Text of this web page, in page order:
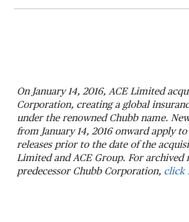
On January 14, 2016, ACE Limited
Corporation, creating a global
under the renowned Chubb name.
from January 14, 2016 onward apply
releases prior to the date of the
Limited and ACE Group. For archived
predecessor Chubb Corporation, click